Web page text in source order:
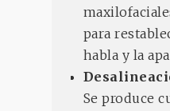
para
habla y la
Se produce